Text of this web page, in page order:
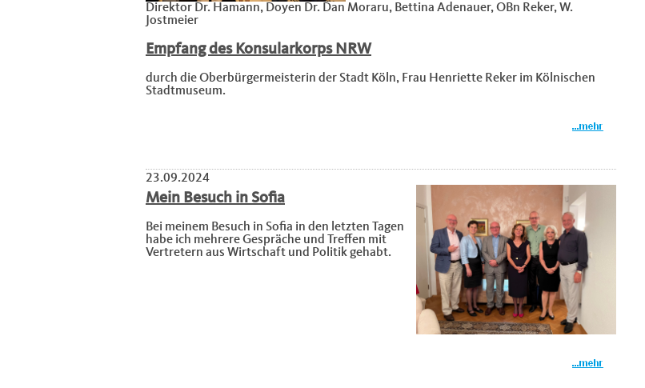
Direktor Dr. Hamann, Doyen Dr. Dan Moraru, Bettina Adenauer, OBn Reker, W.
Jostmeier
Empfang des Konsularkorps NRW
durch die Oberbürgermeisterin der Stadt Köln, Frau Henriette Reker im Kölnischen
Stadtmuseum.
23.09.2024
Mein Besuch in Sofia
Bei meinem Besuch in Sofia in den letzten Tagen
habe ich mehrere Gespräche und Treffen mit
Vertretern aus Wirtschaft und Politik gehabt.